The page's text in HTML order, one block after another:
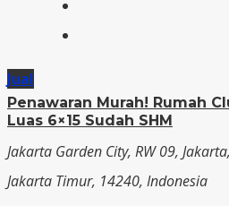
Jual
Penawaran Murah! Rumah
Luas 6×15 Sudah SHM
Jakarta Garden City, RW 09,
Jakarta Timur, 14240, Indonesia